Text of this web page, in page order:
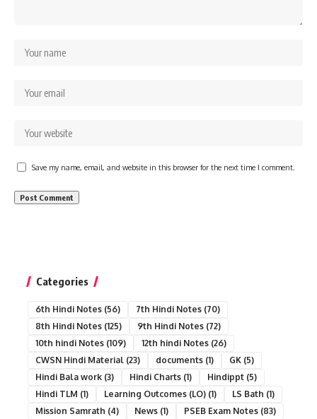
Save my name, email, and website in this browser for the next time I comment.
Categories
6th Hindi Notes (56) 7th Hindi Notes (70)
8th Hindi Notes (125) 9th Hindi Notes (72)
10th hindi Notes (109) 12th hindi Notes (26)
CWSN Hindi Material (23) documents (1) GK (5)
Hindi Bala work (3) Hindi Charts (1) Hindippt (5)
Hindi TLM (1) Learning Outcomes (LO) (1) LS Bath (1)
Mission Samrath (4) News (1) PSEB Exam Notes (83)